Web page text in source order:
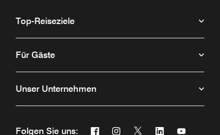
Top-Reiseziele
Für Gäste
Unser Unternehmen
Folgen Sie uns: FacebookInstagram
Twitter Linkedin